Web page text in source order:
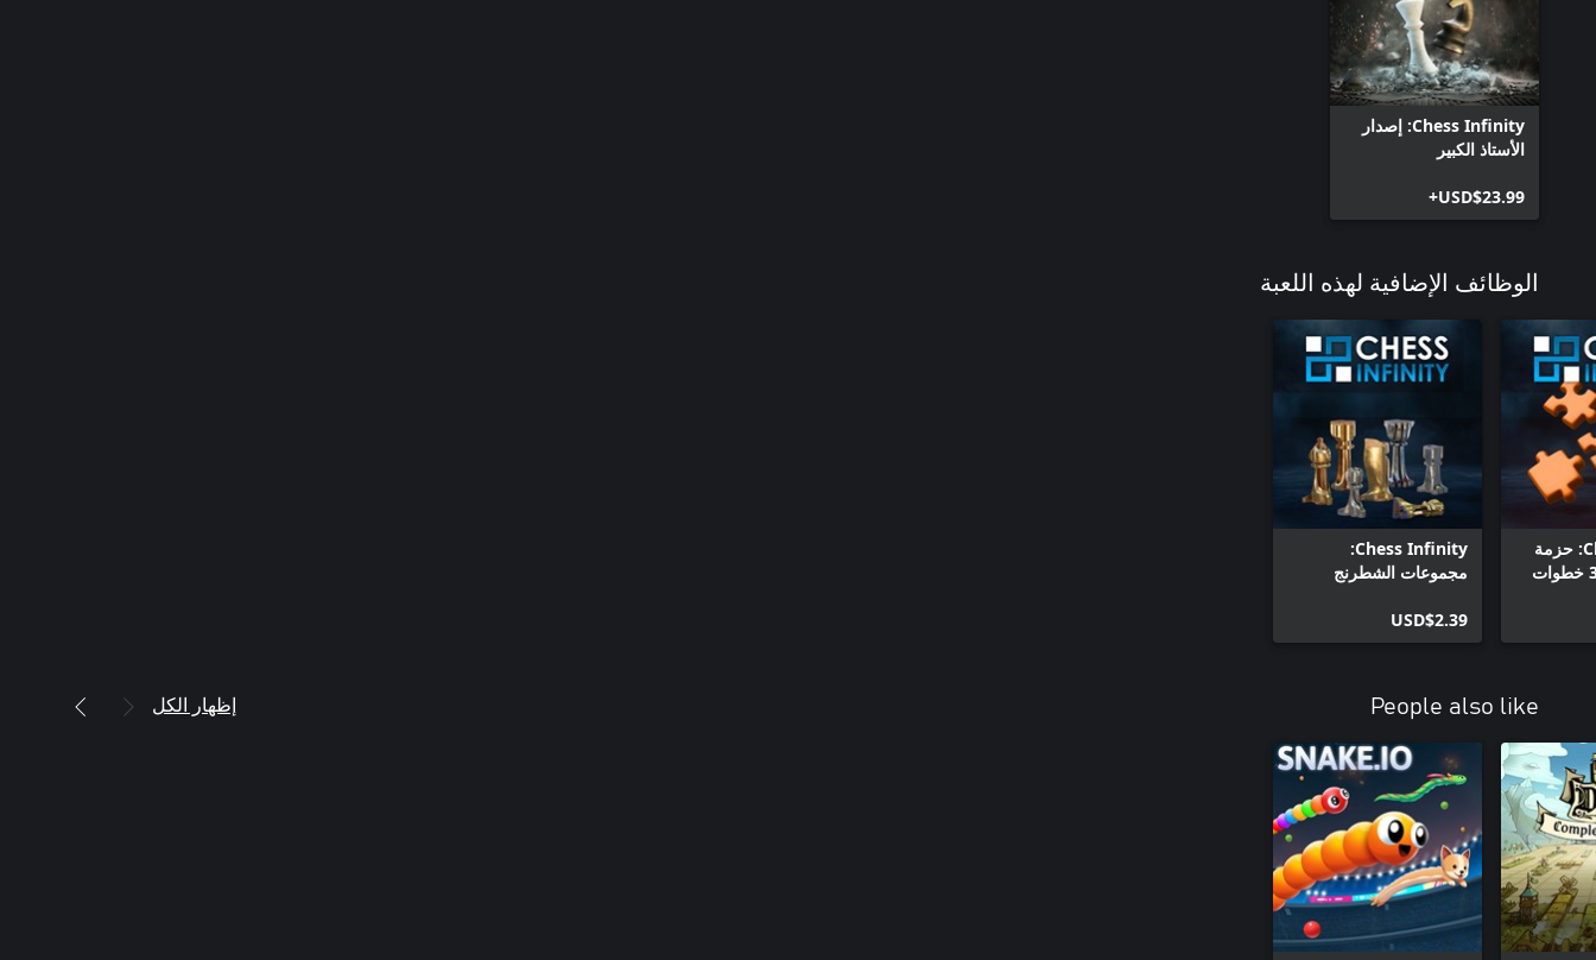
Chess Infinity: إصدار
الأستاذ الكبير
USD$23.99+
الوظائف الإضافية لهذه اللعبة
Chess Infinity: حزمة
Chess Infinity:
مجموعات الشطرنج
USD$2.39
People also like إظهار الكل